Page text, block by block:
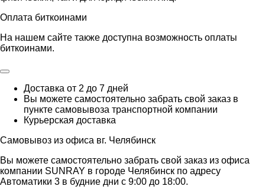
Оплата биткоинами
На нашем сайте также доступна возможность оплаты
биткоинами.
Доставка от 2 до 7 дней
Вы можете самостоятельно забрать свой заказ в
пункте самовывоза транспортной компании
Курьерская доставка
Самовывоз из офиса вг. Челябинск
Вы можете самостоятельно забрать свой заказ из офиса
компании SUNRAY в городе Челябинск по адресу
Автоматики 3 в будние дни с 9:00 до 18:00.